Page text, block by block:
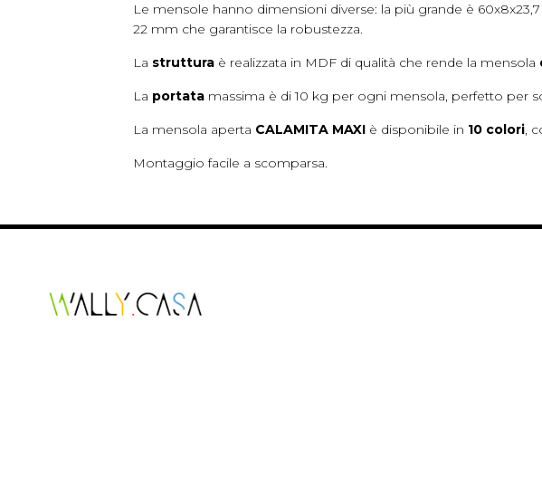
Le mensole hanno dimensioni diverse: la più grande è
22 mm che garantisce la robustezza.
La struttura è realizzata in MDF di qualità che rende la mensola
La portata massima è di 10 kg per ogni mensola, perfetto per
La mensola aperta CALAMITA MAXI è disponibile in 10 colori,
Montaggio facile a scomparsa.